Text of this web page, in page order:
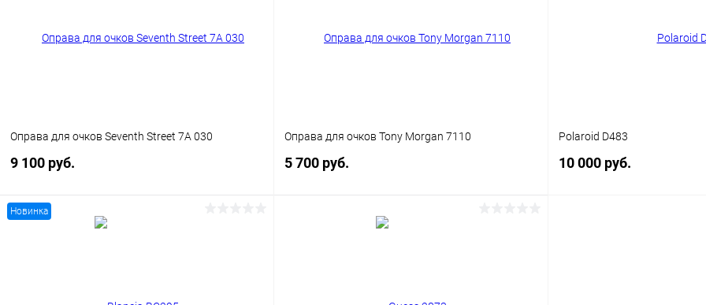
Оправа для очков Seventh Street 7A 030
9 100 руб.
Оправа для очков Tony Morgan 7110
5 700 руб.
Polaroid D483
10 000 руб.
Новинка